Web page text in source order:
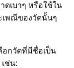
ดเบาๆ หรือใช้ใน
พณีของวัดนั้นๆ
อกวัดที่มีชื่อเป็น
ช่น: